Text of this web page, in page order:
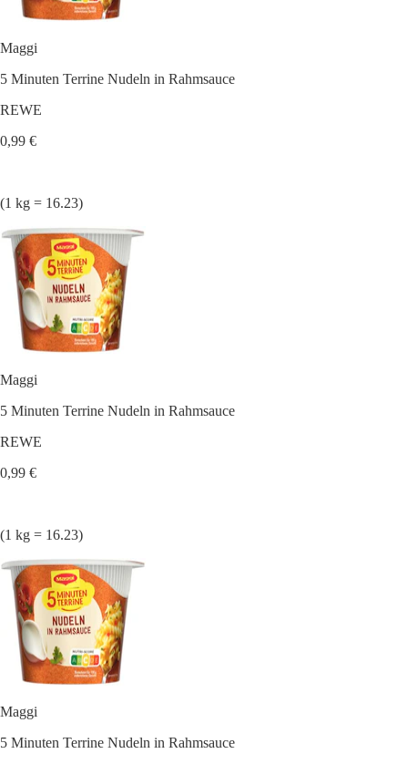
Maggi
5 Minuten Terrine Nudeln in Rahmsauce
REWE
0,99 €
(1 kg = 16.23)
Maggi
5 Minuten Terrine Nudeln in Rahmsauce
REWE
0,99 €
(1 kg = 16.23)
Maggi
5 Minuten Terrine Nudeln in Rahmsauce